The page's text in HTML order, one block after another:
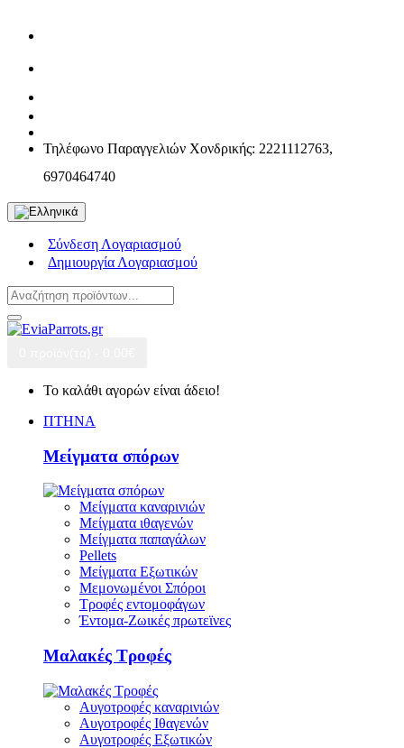
Τηλέφωνο Παραγγελιών Χονδρικής: 2221112763,
6970464740
Σύνδεση Λογαριασμού
Δημιουργία Λογαριασμού
Το καλάθι αγορών είναι άδειο!
ΠΤΗΝΑ
Μείγματα σπόρων
Μείγματα καναρινιών
Μείγματα ιθαγενών
Μείγματα παπαγάλων
Pellets
Μείγματα Εξωτικών
Μεμονωμένοι Σπόροι
Τροφές εντομοφάγων
Έντομα-Ζωικές πρωτεϊνες
Μαλακές Τροφές
Αυγοτροφές καναρινιών
Αυγοτροφές Ιθαγενών
Αυγοτροφές Εξωτικών